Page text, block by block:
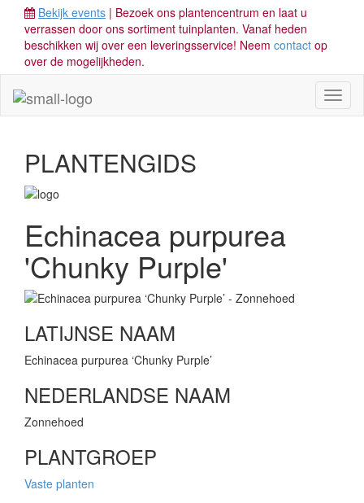
Bekijk events | Bezoek ons plantencentrum en laat u
verrassen door ons sortiment tuinplanten. Vanaf heden
beschikken wij over een leveringsservice! Neem contact op
over de mogelijkheden.
PLANTENGIDS
Echinacea purpurea
'Chunky Purple'
LATIJNSE NAAM
Echinacea purpurea ‘Chunky Purple’
NEDERLANDSE NAAM
Zonnehoed
PLANTGROEP
Vaste planten